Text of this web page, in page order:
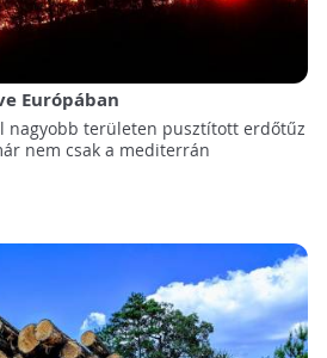
Európában
nagyobb területen pusztított erdőtűz
nem csak a mediterrán